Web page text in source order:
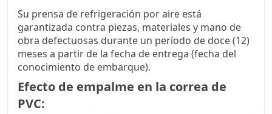
Su prensa de refrigeración por aire está
garantizada contra piezas, materiales y mano de
obra defectuosas durante un período de doce (12)
meses a partir de la fecha de entrega (fecha del
conocimiento de embarque).
Efecto de empalme en la correa de
PVC: